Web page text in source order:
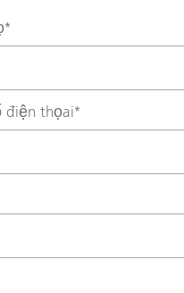
*
điện thọai*